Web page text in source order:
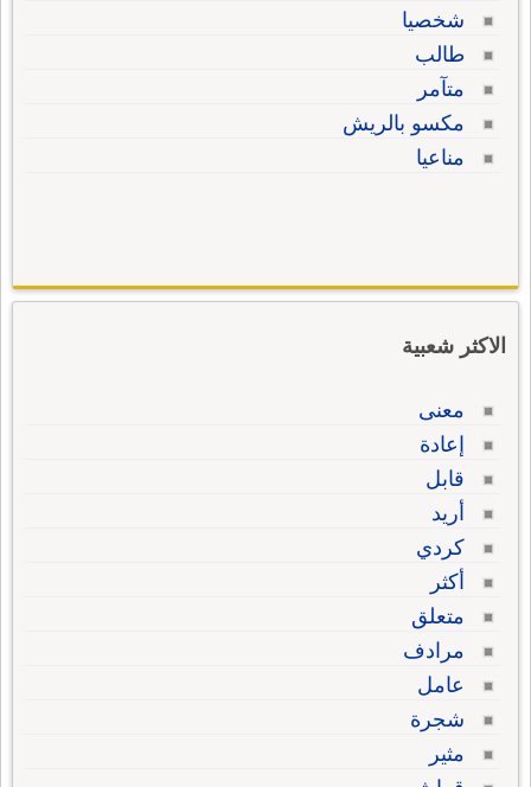
شخصيا
طالب
متآمر
مكسو بالريش
مناعيا
الاكثر شعبية
معنى
إعادة
قابل
أريد
كردي
أكثر
متعلق
مرادف
عامل
شجرة
مثير